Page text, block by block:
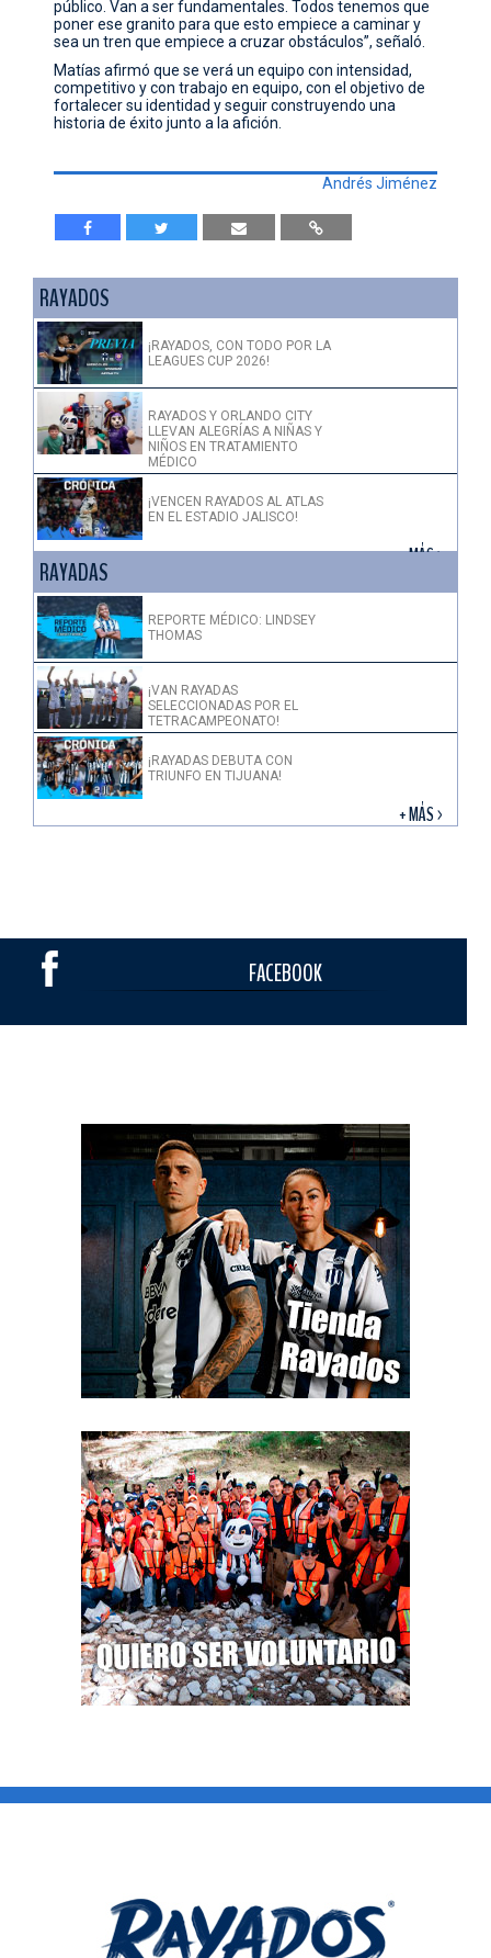
público. Van a ser fundamentales. Todos tenemos que
poner ese granito para que esto empiece a caminar y
sea un tren que empiece a cruzar obstáculos”, señaló.
Matías afirmó que se verá un equipo con intensidad,
competitivo y con trabajo en equipo, con el objetivo de
fortalecer su identidad y seguir construyendo una
historia de éxito junto a la afición.
Andrés Jiménez
RAYADOS
¡RAYADOS, CON TODO POR LA
LEAGUES CUP 2026!
RAYADOS Y ORLANDO CITY
LLEVAN ALEGRÍAS A NIÑAS Y
NIÑOS EN TRATAMIENTO
MÉDICO
¡VENCEN RAYADOS AL ATLAS
EN EL ESTADIO JALISCO!
+ MÁS >
RAYADAS
REPORTE MÉDICO: LINDSEY
THOMAS
¡VAN RAYADAS
SELECCIONADAS POR EL
TETRACAMPEONATO!
¡RAYADAS DEBUTA CON
TRIUNFO EN TIJUANA!
+ MÁS >
FACEBOOK